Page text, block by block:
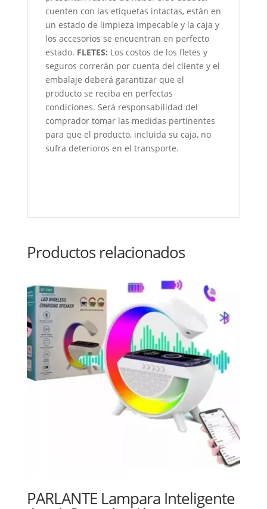
cuenten con las etiquetas intactas, están en
un estado de limpieza impecable y la caja y
los accesorios se encuentran en perfecto
estado. FLETES: Los costos de los fletes y
seguros correrán por cuenta del cliente y el
embalaje deberá garantizar que el
producto se reciba en perfectas
condiciones. Será responsabilidad del
comprador tomar las medidas pertinentes
para que el producto, incluida su caja, no
sufra deterioros en el transporte.
Productos relacionados
PARLANTE Lampara Inteligente